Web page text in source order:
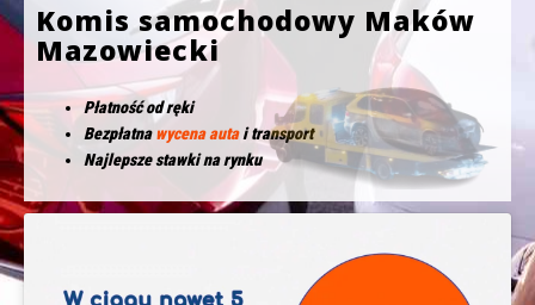
Komis samochodowy Maków
Mazowiecki
Płatność od ręki
Bezpłatnawycena autai transport
Najlepsze stawki na rynku